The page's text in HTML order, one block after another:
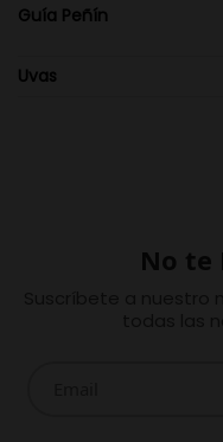
Guía Peñín
Uvas
No te